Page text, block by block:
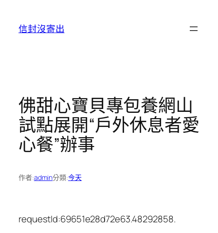
信封沒寄出
佛甜心寶貝專包養網山
試點展開“戶外休息者愛
心餐”辦事
作者:admin分類:今天
requestId:69651e28d72e63.48292858.